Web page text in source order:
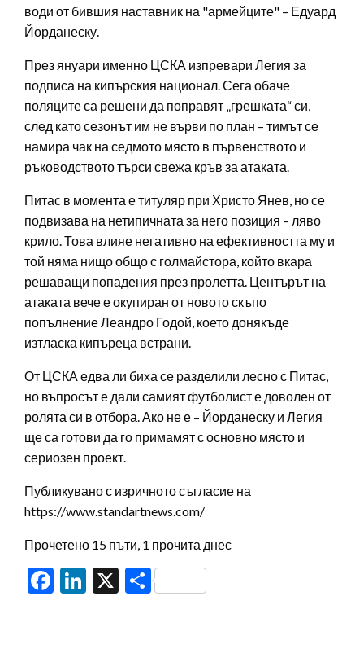
води от бившия наставник на "армейците" – Едуард
Йорданеску.
През януари именно ЦСКА изпревари Легия за
подписа на кипърския национал. Сега обаче
поляците са решени да поправят „грешката“ си,
след като сезонът им не върви по план – тимът се
намира чак на седмото място в първенството и
ръководството търси свежа кръв за атаката.
Питас в момента е титуляр при Христо Янев, но се
подвизава на нетипичната за него позиция – ляво
крило. Това влияе негативно на ефективността му и
той няма нищо общо с голмайстора, който вкара
решаващи попадения през пролетта. Центърът на
атаката вече е окупиран от новото скъпо
попълнение Леандро Годой, което донякъде
изтласка кипъреца встрани.
От ЦСКА едва ли биха се разделили лесно с Питас,
но въпросът е дали самият футболист е доволен от
ролята си в отбора. Ако не е – Йорданеску и Легия
ще са готови да го примамят с основно място и
сериозен проект.
Публикувано с изричното съгласие на
https://www.standartnews.com/
Прочетено 15 пъти, 1 прочита днес
Facebook
LinkedIn
X Share